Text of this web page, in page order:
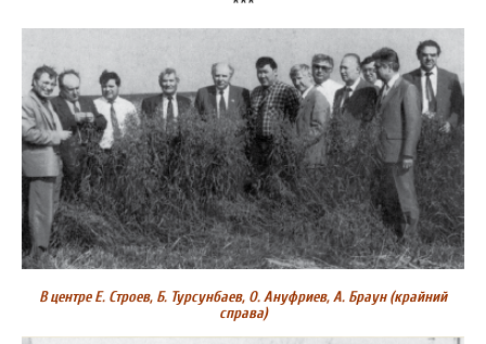
В центре Е. Строев, Б. Турсунбаев, О. Ануфриев, А. Браун (крайний
справа)